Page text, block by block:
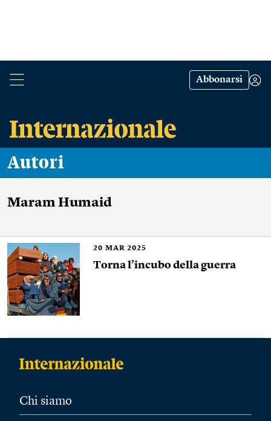
Abbonarsi
Autori
Maram Humaid
20 MAR 2025
Torna l’incubo della guerra
Chi siamo